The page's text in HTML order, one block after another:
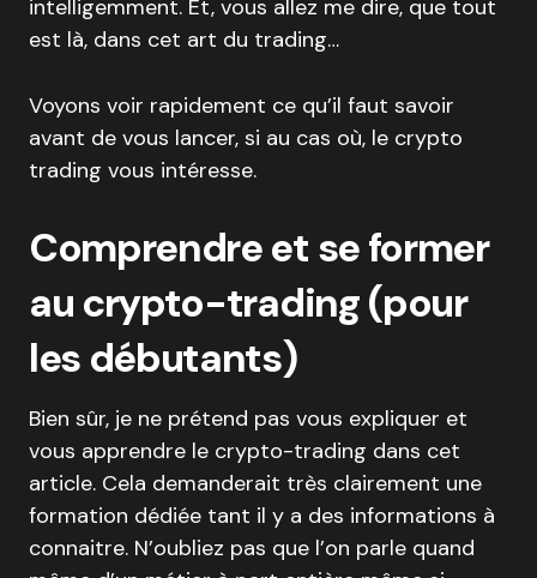
intelligemment. Et, vous allez me dire, que tout
est là, dans cet art du trading…
Voyons voir rapidement ce qu’il faut savoir
avant de vous lancer, si au cas où, le crypto
trading vous intéresse.
Comprendre et se former
au crypto-trading (pour
les débutants)
Bien sûr, je ne prétend pas vous expliquer et
vous apprendre le crypto-trading dans cet
article. Cela demanderait très clairement une
formation dédiée tant il y a des informations à
connaitre. N’oubliez pas que l’on parle quand